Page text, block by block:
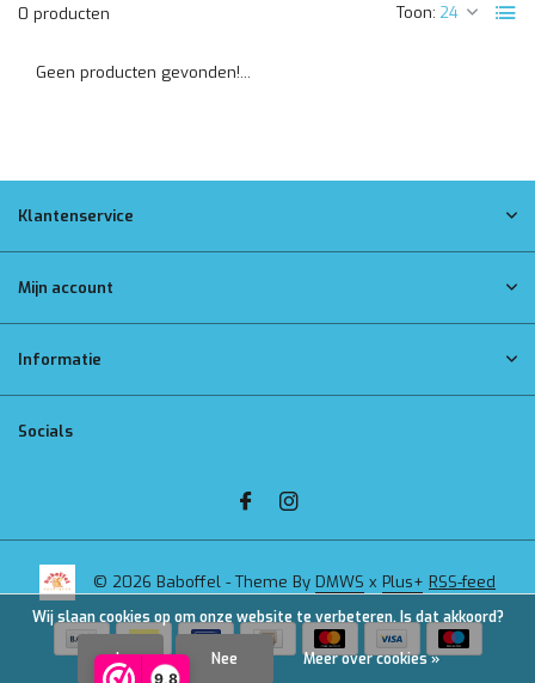
9,8
0 producten Toon:
Geen producten gevonden!...
Klantenservice
Mijn account
Informatie
Socials
© 2026 Baboffel - Theme By DMWS x Plus+ RSS-feed
Wij slaan cookies op om onze website te verbeteren. Is dat akkoord?
Ja Nee Meer over cookies »